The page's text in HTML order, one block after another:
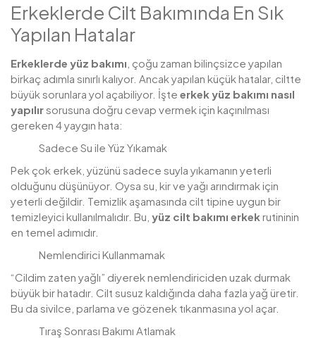
Erkeklerde Cilt Bakımında En Sık
Yapılan Hatalar
Erkeklerde yüz bakımı , çoğu zaman bilinçsizce yapılan
birkaç adımla sınırlı kalıyor. Ancak yapılan küçük hatalar, ciltte
büyük sorunlara yol açabiliyor. İşte erkek yüz bakımı nasıl
yapılırsorusuna doğru cevap vermek için kaçınılması
gereken 4 yaygın hata:
Sadece Su ile Yüz Yıkamak
Pek çok erkek, yüzünü sadece suyla yıkamanın yeterli
olduğunu düşünüyor. Oysa su, kir ve yağı arındırmak için
yeterli değildir. Temizlik aşamasında cilt tipine uygun bir
temizleyici kullanılmalıdır. Bu, yüz cilt bakımı erkekrutininin
en temel adımıdır.
Nemlendirici Kullanmamak
“Cildim zaten yağlı” diyerek nemlendiriciden uzak durmak
büyük bir hatadır. Cilt susuz kaldığında daha fazla yağ üretir.
Bu da sivilce, parlama ve gözenek tıkanmasına yol açar.
Tıraş Sonrası Bakımı Atlamak